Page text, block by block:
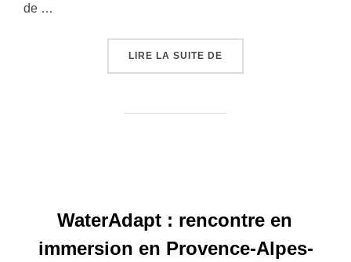
de …
LIRE LA SUITE DE
WaterAdapt : rencontre en
immersion en Provence-Alpes-